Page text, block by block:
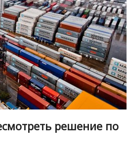
решение по